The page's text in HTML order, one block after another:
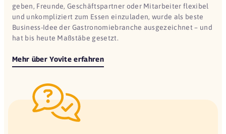
geben, Freunde, Geschäftspartner oder Mitarbeiter flexibel
und unkompliziert zum Essen einzuladen, wurde als beste
Business-Idee der Gastronomiebranche ausgezeichnet – und
hat bis heute Maßstäbe gesetzt.
Mehr über Yovite erfahren